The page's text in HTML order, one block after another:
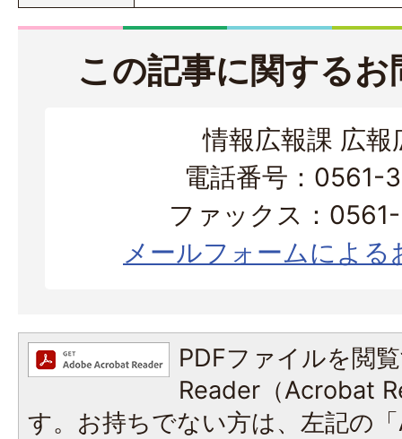
この記事に関する
情報広報課 広報
電話番号：0561-
ファックス：
メールフォームによる
PDFファイルを閲
Reader（Acrobat
す。お持ちでない方は、左記の